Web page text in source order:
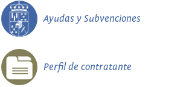
Ayudas y Subvenciones
Perfil de contratante